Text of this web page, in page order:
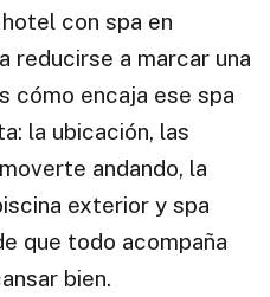
con spa en
reducirse a marcar una
cómo encaja ese spa
la ubicación, las
andando, la
exterior y spa
que todo acompaña
bien.